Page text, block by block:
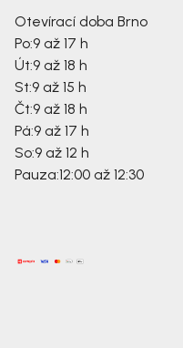
Otevírací doba Brno
Po:9 až 17 h
Út:9 až 18 h
St:9 až 15 h
Čt:9 až 18 h
Pá:9 až 17 h
So:9 až 12 h
Pauza:12:00 až 12:30